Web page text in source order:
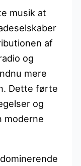
musik at
af
og
mere
Dette førte
og
moderne